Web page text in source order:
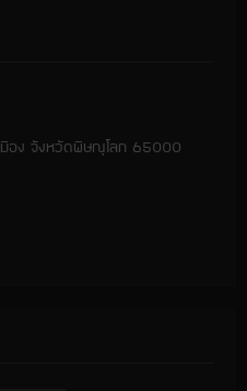
อง จังหวัดพิษณุโลก 65000